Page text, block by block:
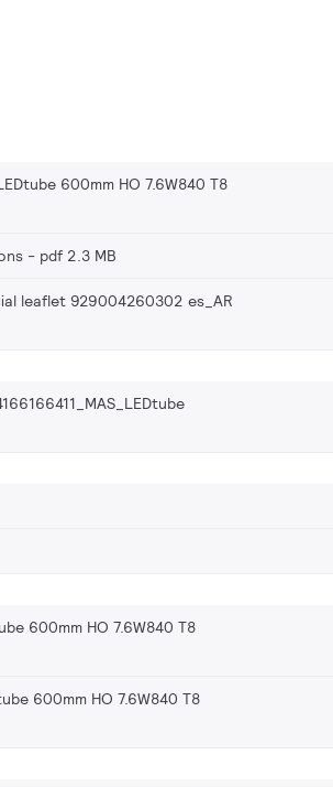
600mm HO 7.6W840 T8
pdf 2.3 MB
leaflet 929004260302 es_AR
600mm HO 7.6W840 T8
600mm HO 7.6W840 T8